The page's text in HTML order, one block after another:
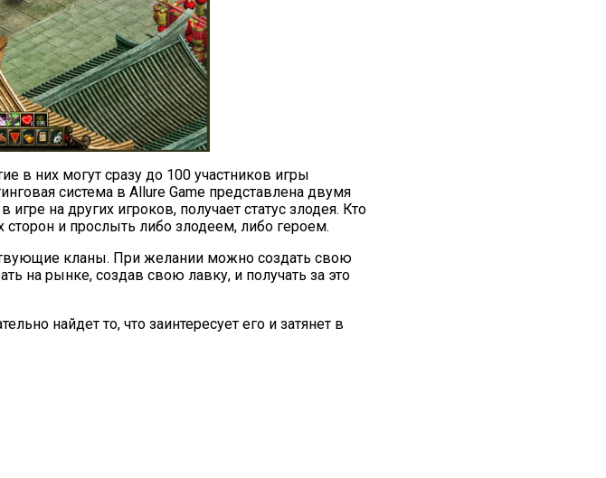
в них могут сразу до 100 участников игры
система в Allure Game представлена двумя
на других игроков, получает статус злодея. Кто
сторон и прослыть либо злодеем, либо героем.
кланы. При желании можно создать свою
на рынке, создав свою лавку, и получать за это
найдет то, что заинтересует его и затянет в